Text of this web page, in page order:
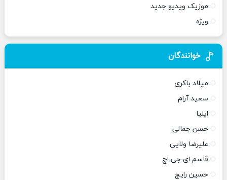
موزیک ویدیو جدید
ویژه
خوانندگان
میلاد باکری
سعید آرام
ایلیا
حسن جمالی
علیرضا ولایی
قاسم ای جی اچ
حسین رایج